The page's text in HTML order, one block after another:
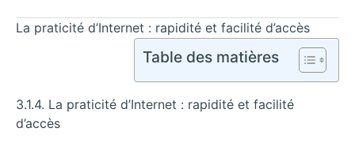
La praticité d’Internet : rapidité et facilité d’accès
Table des matières
3.1.4. La praticité d’Internet : rapidité et facilité
d’accès